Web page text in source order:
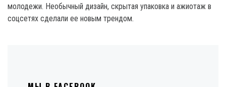
молодежи. Необычный дизайн, скрытая упаковка и ажиотаж в
соцсетях сделали ее новым трендом.